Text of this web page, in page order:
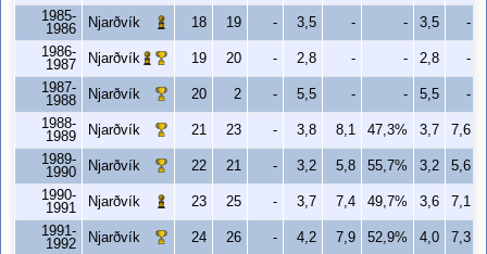
1985-
1986
Njarðvík 18 19 - 3,5 - - 3,5
-
1986-
1987
Njarðvík 19 20 - 2,8 - - 2,8
-
1987-
1988
Njarðvík 20 2 - 5,5 - - 5,5
-
1988-
1989
Njarðvík 21 23 - 3,8 8,1 47,3% 3,7 7,6
1989-
1990
Njarðvík 22 21 - 3,2 5,8 55,7% 3,2 5,6
1990-
1991
Njarðvík 23 25 - 3,7 7,4 49,7% 3,6 7,1
1991-
1992
Njarðvík 24 26 - 4,2 7,9 52,9% 4,0 7,3